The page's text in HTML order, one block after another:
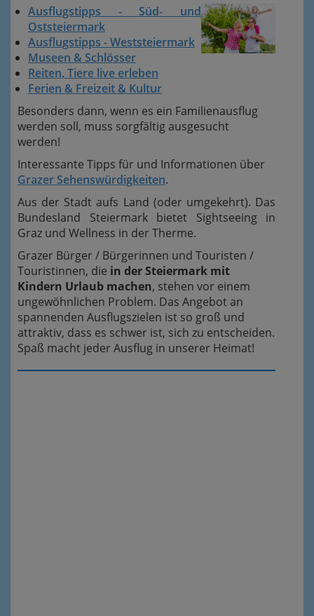
Ausflugstipps - Süd- und
Oststeiermark
Ausflugstipps - Weststeiermark
Museen & Schlösser
Reiten, Tiere live erleben
Ferien & Freizeit & Kultur
Besonders dann, wenn es ein Familienausflug
werden soll, muss sorgfältig ausgesucht
werden!
Interessante Tipps für und Informationen über
Grazer Sehenswürdigkeiten.
Aus der Stadt aufs Land (oder umgekehrt). Das
Bundesland Steiermark bietet Sightseeing in
Graz und Wellness in der Therme.
Grazer Bürger / Bürgerinnen und Touristen /
Touristinnen, die in der Steiermark mit
Kindern Urlaub machen, stehen vor einem
ungewöhnlichen Problem. Das Angebot an
spannenden Ausflugszielen ist so groß und
attraktiv, dass es schwer ist, sich zu entscheiden.
Spaß macht jeder Ausflug in unserer Heimat!